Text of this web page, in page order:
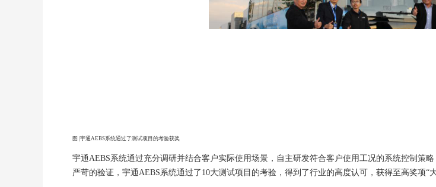
图 |宇通AEBS系统通过了测试项目的考验获奖
宇通AEBS系统通过充分调研并结合客户实际使用场景，自主研发符合客户使用工况的系统控制策
严苛的验证，宇通AEBS系统通过了10大测试项目的考验，得到了行业的高度认可，获得至高奖项“大